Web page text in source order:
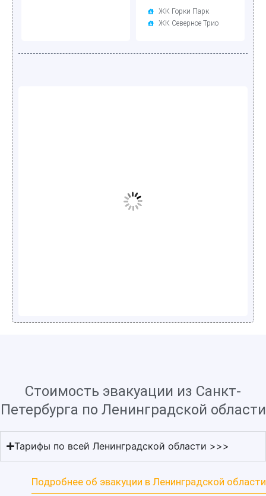
ЖК Горки Парк
ЖК Северное Трио
Стоимость эвакуации из Санкт-
Петербурга по Ленинградской области
Тарифы по всей Ленинградской области >>>
Подробнее об эвакуции в Ленинградской области